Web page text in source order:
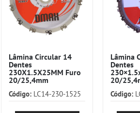
Lâmina Circular 14
Dentes
230X1.5X25MM Furo
20/25,4mm
Código: LC14-230-1525
Lâmina
Dentes
20/
Código: